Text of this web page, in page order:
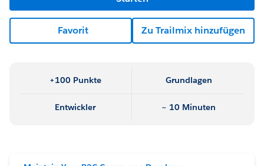
Favorit Zu Trailmix hinzufügen
+100 Punkte Grundlagen
Entwickler ~ 10 Minuten